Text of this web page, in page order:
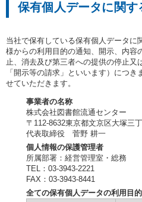
保有個人データに関す
当社で保有している保有個人データに
様からの利用目的の通知、開示、内容
止、消去及び第三者への提供の停止又
「開示等の請求」といいます）につ
せていただきます。
事業者の名称
株式会社図書館流通センター
〒112-8632東京都文京区大塚三
代表取締役 菅野 耕一
個人情報の保護管理者
所属部署：経営管理室・総務
TEL：03-3943-2221
FAX：03-3943-8441
全ての保有個人データの利用目的